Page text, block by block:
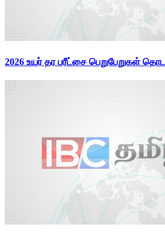
2026 உயர் தர பரீட்சை பெறுபேறுகள்